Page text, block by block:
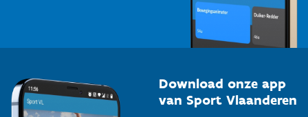
Download onze app
van Sport Vlaanderen